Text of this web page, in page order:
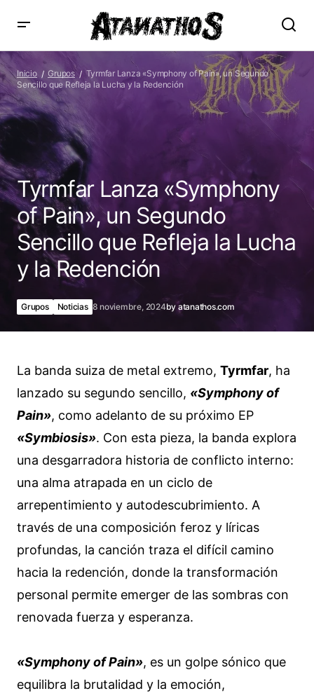
Tyrmfar Lanza «Symphony of Pain», un Segundo Sencillo
que Refleja la Lucha y la Redención
Inicio Grupos
Tyrmfar Lanza «Symphony of Pain», un Segundo
Sencillo que Refleja la Lucha y la Redención
Tyrmfar Lanza «Symphony
of Pain», un Segundo
Sencillo que Refleja la Lucha
y la Redención
Grupos Noticias 8 noviembre, 2024by atanathos.com
La banda suiza de metal extremo, Tyrmfar, ha
lanzado su segundo sencillo, «Symphony of
Pain», como adelanto de su próximo EP
«Symbiosis». Con esta pieza, la banda explora
una desgarradora historia de conflicto interno:
una alma atrapada en un ciclo de
arrepentimiento y autodescubrimiento. A
través de una composición feroz y líricas
profundas, la canción traza el difícil camino
hacia la redención, donde la transformación
personal permite emerger de las sombras con
renovada fuerza y esperanza.
«Symphony of Pain», es un golpe sónico que
equilibra la brutalidad y la emoción,